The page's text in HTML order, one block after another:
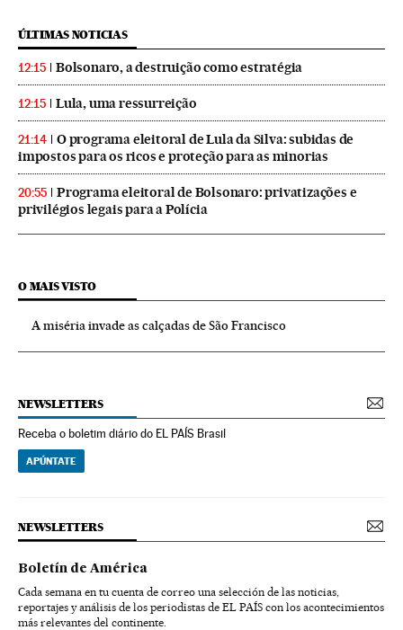
ÚLTIMAS NOTICIAS
12:15 Bolsonaro, a destruição como estratégia
12:15 Lula, uma ressurreição
21:14
O programa eleitoral de Lula da Silva: subidas de
impostos para os ricos e proteção para as minorias
20:55
Programa eleitoral de Bolsonaro: privatizações e
privilégios legais para a Polícia
O MAIS VISTO
A miséria invade as calçadas de São Francisco
NEWSLETTERS
Receba o boletim diário do EL PAÍS Brasil
APÚNTATE
NEWSLETTERS
Boletín de América
Cada semana en tu cuenta de correo una selección de las noticias,
reportajes y análisis de los periodistas de EL PAÍS con los acontecimientos
más relevantes del continente.